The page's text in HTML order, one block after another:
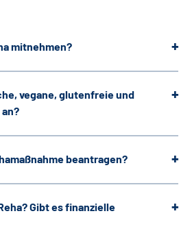
mitnehmen?
vegane, glutenfreie und
beantragen?
Gibt es finanzielle